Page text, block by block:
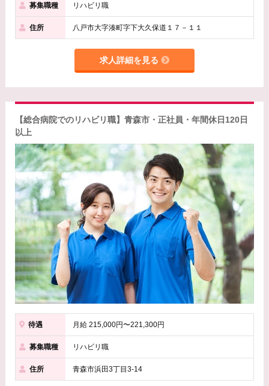
募集職種 リハビリ職
住所 八戸市大字湊町字下大久保道１７－１１
求人詳細を見る
【総合病院でのリハビリ職】青森市・正社員・年間休日120日
以上
待遇 月給 215,000円〜221,300円
募集職種 リハビリ職
住所 青森市浜田3丁目3-14